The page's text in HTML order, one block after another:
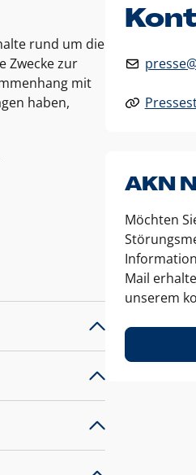
rund um die
Zwecke zur
mit
haben,
AKN
Möchten
Mail
unserem